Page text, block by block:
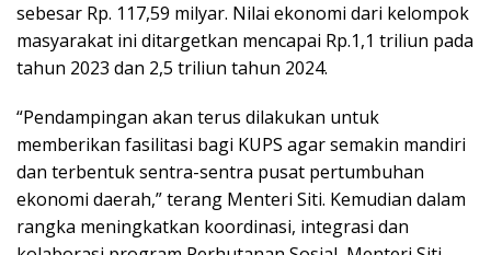
sebesar Rp. 117,59 milyar. Nilai ekonomi dari kelompok
masyarakat ini ditargetkan mencapai Rp.1,1 triliun pada
tahun 2023 dan 2,5 triliun tahun 2024.
“Pendampingan akan terus dilakukan untuk
memberikan fasilitasi bagi KUPS agar semakin mandiri
dan terbentuk sentra-sentra pusat pertumbuhan
ekonomi daerah,” terang Menteri Siti. Kemudian dalam
rangka meningkatkan koordinasi, integrasi dan